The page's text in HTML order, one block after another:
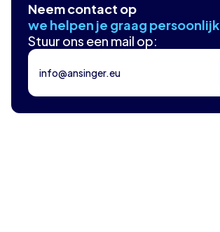
Neem contact op
we helpen je graag persoonlijk
Stuur ons een mail op:
info@ansinger.eu